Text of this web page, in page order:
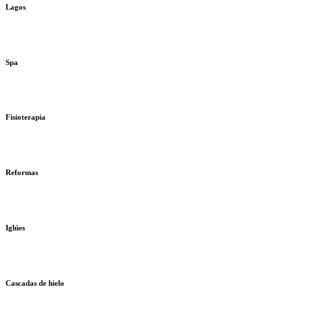
Lagos
Spa
Fisioterapia
Reformas
Iglúes
Cascadas de hielo